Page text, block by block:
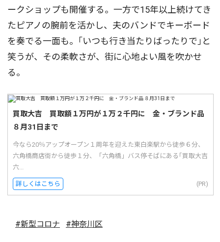
ークショップも開催する。一方で15年以上続けてき
たピアノの腕前を活かし、夫のバンドでキーボード
を奏でる一面も。｢いつも行き当たりばったりで｣と
笑うが、その柔軟さが、街に心地よい風を吹かせ
る。
買取大吉 買取額１万円が１万２千円に 金・ブランド品
８月31日まで
今なら20％アップオープン１周年を迎えた東白楽駅から徒歩６分、
六角橋商店街から徒歩１分、「六角橋」バス停そばにある｢買取大吉
六...
詳しくはこちら (PR)
#新型コロナ #神奈川区